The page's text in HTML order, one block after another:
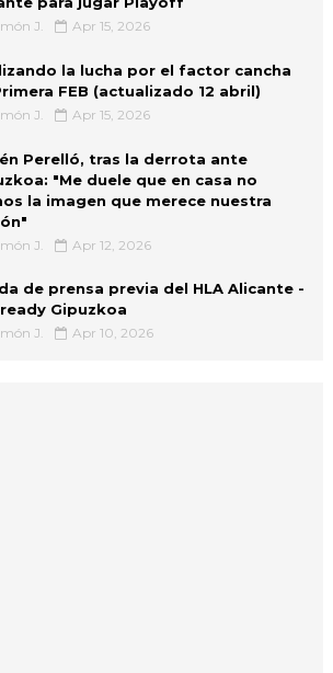
J. Apr 15, 2026
la lucha por el factor cancha
FEB (actualizado 12 abril)
J. Apr 15, 2026
Perelló, tras la derrota ante
"Me duele que en casa no
la imagen que merece nuestra
J. Apr 12, 2026
de prensa previa del HLA Alicante -
Gipuzkoa
J. Apr 10, 2026